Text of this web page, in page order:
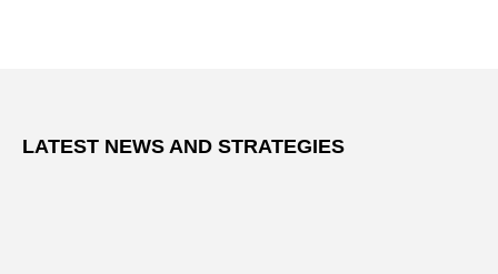
LATEST NEWS AND STRATEGIES